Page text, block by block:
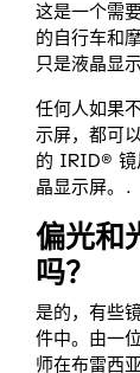
这是一个需
的自行车和
只是液晶显
任何人如果
示屏，都可
的 IRID® 镜
晶显示屏。.
偏光和
吗？
是的，有些
件中。由一
师在布雷西